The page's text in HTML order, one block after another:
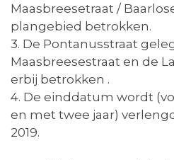
Maasbreesetraat /
plangebied betrokken.
3. De Pontanusstraat
Maasbreesestraat en de
erbij betrokken .
4. De einddatum wordt
en met twee jaar)
2019.